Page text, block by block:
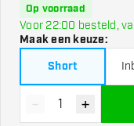
Op voorraad
Voor 22:00 besteld,
Maak een keuze:
Short
Verminder
- +